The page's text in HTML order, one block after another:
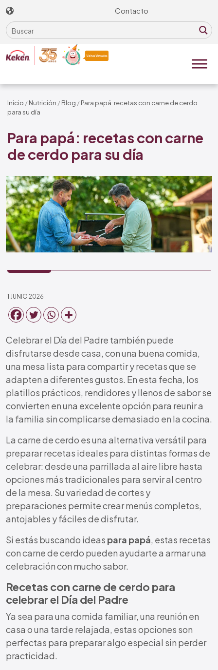
Skip
to
the
content
Contacto
Inicio / Nutrición / Blog / Para papá: recetas con carne de cerdo
para su día
Para papá: recetas con carne
de cerdo para su día
1 JUNIO 2026
Celebrar el Día del Padre también puede
disfrutarse desde casa, con una buena comida,
una mesa lista para compartir y recetas que se
adapten a diferentes gustos. En esta fecha, los
platillos prácticos, rendidores y llenos de sabor se
convierten en una excelente opción para reunir a
la familia sin complicarse demasiado en la cocina.
La carne de cerdo es una alternativa versátil para
preparar recetas ideales para distintas formas de
celebrar: desde una parrillada al aire libre hasta
opciones más tradicionales para servir al centro
de la mesa. Su variedad de cortes y
preparaciones permite crear menús completos,
antojables y fáciles de disfrutar.
Si estás buscando ideas para papá , estas recetas
con carne de cerdo pueden ayudarte a armar una
celebración con mucho sabor.
Recetas con carne de cerdo para
celebrar el Día del Padre
Ya sea para una comida familiar, una reunión en
casa o una tarde relajada, estas opciones son
perfectas para preparar algo especial sin perder
practicidad.